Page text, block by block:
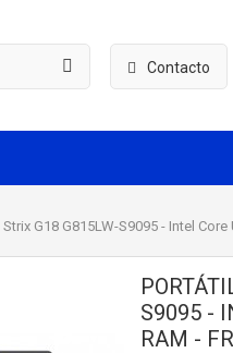
Contacto
Strix G18 G815LW-S9095 - Intel
S9095 -
RAM -